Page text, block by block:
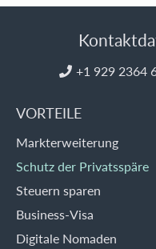
 +1 929 2364
VORTEILE
Markterweiterung
Schutz der Privatsspäre
Steuern sparen
Business-Visa
Digitale Nomaden